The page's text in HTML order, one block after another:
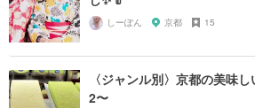
しーぽん 京都 15
〈ジャンル別〉京都の美味
2〜